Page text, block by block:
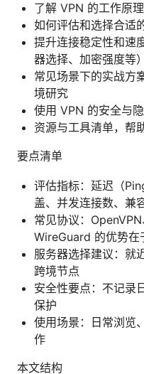
了解 VPN 的工作原
如何评估和选择合适
提升连接稳定性和速
器选择、加密强度等）
常见场景下的实战方
境研究
使用 VPN 的安全与
资源与工具清单，帮
要点清单
评估指标：延迟（
盖、并发连接数、兼
常见协议：
WireGuard 的优势在
服务器选择建议：就
跨境节点
安全性要点：不记录
保护
使用场景：日常浏览
作
本文结构